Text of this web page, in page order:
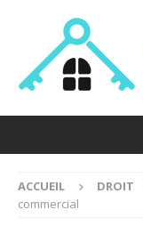
ACCUEIL DROIT
commercial